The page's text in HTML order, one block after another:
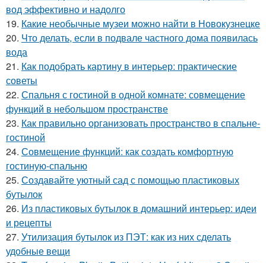
вод эффективно и надолго
19. Какие необычные музеи можно найти в Новокузнецке
20. Что делать, если в подвале частного дома появилась
вода
21. Как подобрать картину в интерьер: практические
советы
22. Спальня с гостиной в одной комнате: совмещение
функций в небольшом пространстве
23. Как правильно организовать пространство в спальне-
гостиной
24. Совмещение функций: как создать комфортную
гостиную-спальню
25. Создавайте уютный сад с помощью пластиковых
бутылок
26. Из пластиковых бутылок в домашний интерьер: идеи
и рецепты
27. Утилизация бутылок из ПЭТ: как из них сделать
удобные вещи